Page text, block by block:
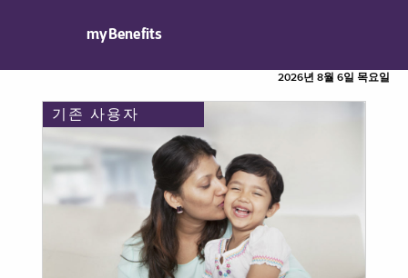
myBenefits
2026년 8월 6일 목요일
기존 사용자